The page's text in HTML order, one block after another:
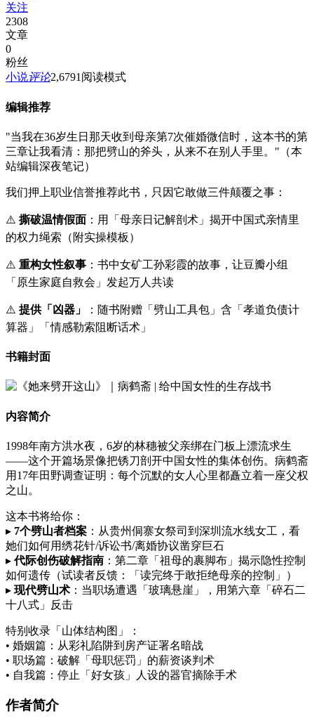
关注
2308
文章
0
粉丝
小说评论2,6791 阅读模式
编辑推荐
"当我在36岁生日那天收到母亲第7次催婚微信时，这本书的第
三章让我看清：那把劈山的斧头，从来不在别人手里。"（本
站编辑深夜笔记）
我们押上职业信誉推荐此书，只因它敢做三件颠覆之事：
⚠️ 撕破温情假面 ：用「母亲日记解剖术」揭开中国式亲情里
的权力绳索（附实操模板）
⚠️ 重构女性叙事 ：书中女矿工孙彩霞的故事，让豆瓣小组
「原生家庭自救会」发起万人共读
⚠️ 提供「凶器」
：随书附赠「劈山工具包」含「孝道负债计
算器」「情感勒索阻断话术」
书籍封面
内容简介
1998年南方洪水夜，6岁的林穗被父亲绑在门板上漂流求生
——这个开篇场景像把锈刀剖开中国女性的集体创伤。病鹤斋
用17年田野调查证明：每个沉默的女人心里都矗立着一座父权
之山。
这本书将给你：
▸ 7个劈山者档案 ：从贵州侗寨女祭司到深圳流水线女工，看
她们如何用绣花针/诉讼书/离婚协议凿穿巨石
▸代际创伤破解指南 ：第二章「祖母的裹脚布」揭示隐性控制
如何遗传（试读者反馈：「读完终于敢拒绝母亲的控制」）
▸ 现代劈山术 ：当职场遭遇「玻璃悬崖」，用第六章「碎石二
十八式」反击
特别收录「山体结构图」：
• 婚姻篇：从彩礼陷阱到房产证署名暗战
• 职场篇：破解「母职惩罚」的薪资谈判术
• 自我篇：停止「好女孩」人设的器官摘除手术
作者简介